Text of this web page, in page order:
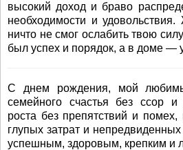
высокий доход и браво
необходимости и
ничто не смог ослабить твою
был успех и порядок, а в доме —
С днем рождения, мой
семейного счастья без ссор и
роста без препятствий и помех,
глупых затрат и
успешным, здоровым, крепким и